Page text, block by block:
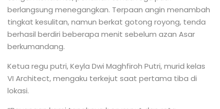
berlangsung menegangkan. Terpaan angin menambah
tingkat kesulitan, namun berkat gotong royong, tenda
berhasil berdiri beberapa menit sebelum azan Asar
berkumandang.
Ketua regu putri, Keyla Dwi Maghfiroh Putri, murid kelas
VI Architect, mengaku terkejut saat pertama tiba di
lokasi.